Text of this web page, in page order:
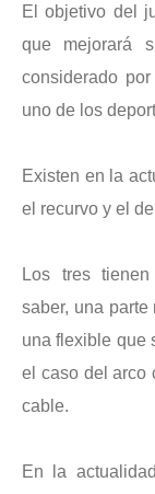
El objetivo del
que mejorará
considerado
uno de los
Existen en la
el recurvo y el
Los tres
saber, una
una flexible que
el caso del arco
cable.
En la